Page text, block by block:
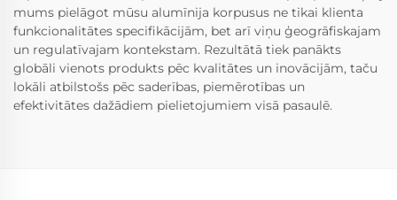
mums pielāgot mūsu alumīnija korpusus ne tikai klienta
funkcionalitātes specifikācijām, bet arī viņu ģeogrāfiskajam
un regulatīvajam kontekstam. Rezultātā tiek panākts
globāli vienots produkts pēc kvalitātes un inovācijām, taču
lokāli atbilstošs pēc saderības, piemērotības un
efektivitātes dažādiem pielietojumiem visā pasaulē.